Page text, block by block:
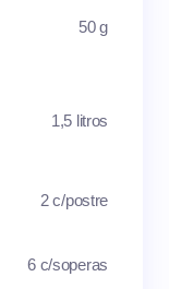
50 g
1,5 litros
2 c/postre
6 c/soperas